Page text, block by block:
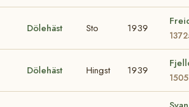
Dölehäst Sto 1939
Dölehäst Hingst 1939